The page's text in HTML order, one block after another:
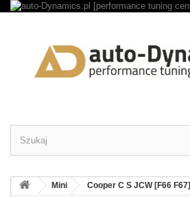
Mini Cooper C S JCW [F66 F67]